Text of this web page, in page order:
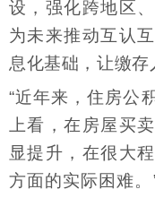
设，强化跨地区
为未来推动互认
息化基础，让缴存
“近年来，住房公
上看，在房屋买
显提升，在很大
方面的实际困难